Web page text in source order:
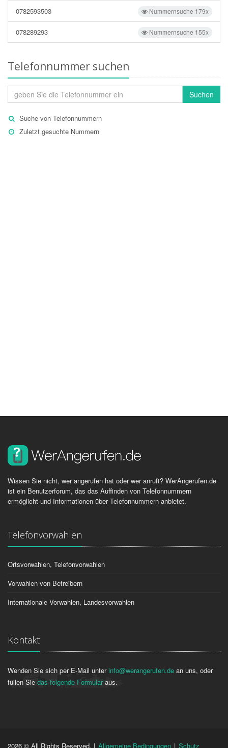
Nummernsuche 179x
0782593503
Nummernsuche 155x
078289293
Telefonnummer suchen
Suchen
Suche von Telefonnummern
Zuletzt gesuchte Nummern
Wissen Sie nicht, wer angerufen hat oder wer anruft? WerAngerufen.de
ist ein Benutzerforum, das das Auffinden von Telefonnummern
ermöglicht und Informationen über Telefonnummern anbietet.
Telefonvorwahlen
Ortsvorwahlen, Telefonvorwahlen
Vorwahlen von Betreibern
Internationale Vorwahlen, Landesvorwahlen
Kontakt
Wenden Sie sich per E-Mail unterinfo@werangerufen.de an uns, oder
füllen Sie das folgende Formularaus.
2026 © All Rights Reserved. | Allgemeine Bedingungen | Schutz